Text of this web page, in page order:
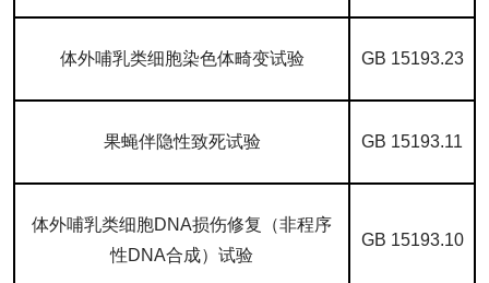
体外哺乳类细胞染色体畸变试验 GB 15193.23
果蝇伴隐性致死试验 GB 15193.11
体外哺乳类细胞DNA损伤修复（非程序
性DNA合成）试验
GB 15193.10